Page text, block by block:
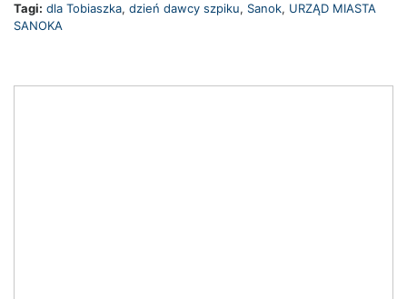
Tagi: dla Tobiaszka, dzień dawcy szpiku, Sanok, URZĄD MIASTA
SANOKA